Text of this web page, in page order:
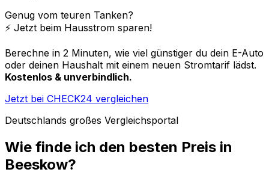
Genug vom teuren Tanken?
⚡️ Jetzt beim Hausstrom sparen!
Berechne in 2 Minuten, wie viel günstiger du dein E-Auto
oder deinen Haushalt mit einem neuen Stromtarif lädst.
Kostenlos & unverbindlich.
Jetzt bei CHECK24 vergleichen
Deutschlands großes Vergleichsportal
Wie finde ich den besten Preis in
Beeskow?